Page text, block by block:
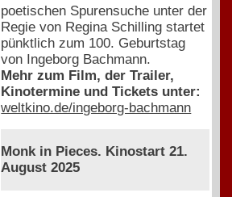
poetischen Spurensuche unter der
Regie von Regina Schilling startet
pünktlich zum 100. Geburtstag
von Ingeborg Bachmann.
Mehr zum Film, der Trailer,
Kinotermine und Tickets unter:
weltkino.de/ingeborg-bachmann
Monk in Pieces. Kinostart 21.
August 2025